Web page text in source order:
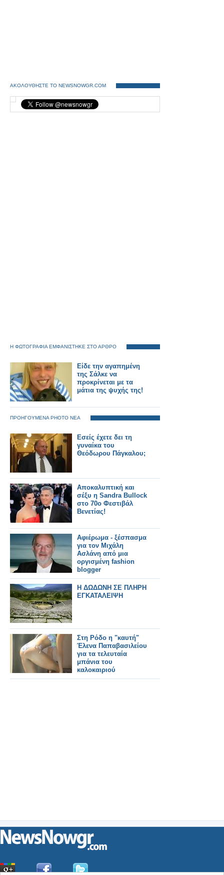
ΑΚΟΛΟΥΘΗΣΤΕ ΤΟ NEWSNOWGR.COM
Η ΦΩΤΟΓΡΑΦΙΑ ΕΜΦΑΝΙΣΤΗΚΕ ΣΤΟ ΑΡΘΡΟ
Είδε την αγαπημένη
της Σάλκε να
προκρίνεται με τα
μάτια της ψυχής της!
ΠΡΟΗΓΟΥΜΕΝΑ PHOTO ΝΕΑ
Eσείς έχετε δει τη
γυναίκα του
Θεόδωρου Πάγκαλου;
Αποκαλυπτική και
σέξυ η Sandra Bullock
στο 70ο Φεστιβάλ
Βενετίας!
Αφιέρωμα - ξέσπασμα
για τον Μιχάλη
Ασλάνη από μια
οργισμένη fashion
blogger
Η ΔΩΔΩΝΗ ΣΕ ΠΛΗΡΗ
ΕΓΚΑΤΑΛΕΙΨΗ
Στη Ρόδο η "καυτή"
Έλενα Παπαβασιλείου
για τα τελευταία
μπάνια του
καλοκαιριού